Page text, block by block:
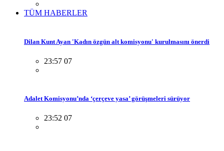
TÜM HABERLER
Dilan Kunt Ayan 'Kadın özgün alt komisyonu' kurulmasını önerdi
23:57 07
Adalet Komisyonu’nda ‘çerçeve yasa’ görüşmeleri sürüyor
23:52 07